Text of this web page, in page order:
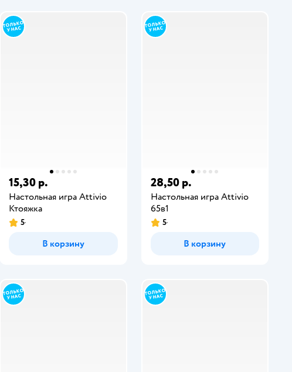
15,30 р.
Настольная игра Attivio
Ктояжка
5
В корзину
28,50 р.
Настольная игра Attivio
65в1
5
В корзину